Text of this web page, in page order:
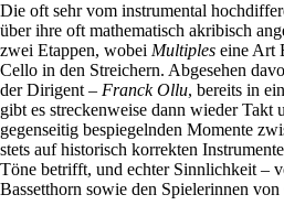
Die oft sehr vom instrumental
über ihre oft mathematisch akribisch
zwei Etappen, wobei Multiples eine Art
Cello in den Streichern. Abgesehen
der Dirigent – Franck Ollu, bereits in
gibt es streckenweise dann wieder
gegenseitig bespiegelnden Momente
stets auf historisch korrekten
Töne betrifft, und echter Sinnlichkeit –
Bassetthorn sowie den Spielerinnen